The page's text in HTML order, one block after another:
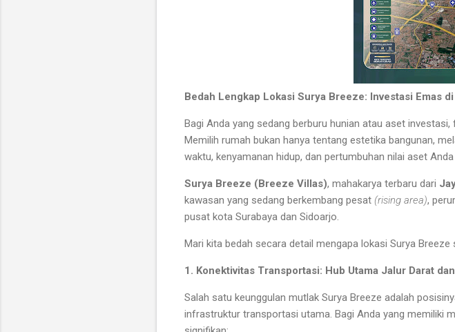
Bedah Lengkap Lokasi Surya Breeze: Investasi Emas
Bagi Anda yang sedang berburu hunian atau aset investasi,
Memilih rumah bukan hanya tentang estetika bangunan,
waktu, kenyamanan hidup, dan pertumbuhan nilai aset Anda
Surya Breeze (Breeze Villas), mahakarya terbaru dari
kawasan yang sedang berkembang pesat (rising area),
pusat kota Surabaya dan Sidoarjo.
Mari kita bedah secara detail mengapa lokasi Surya
1. Konektivitas Transportasi: Hub Utama Jalur Darat
Salah satu keunggulan mutlak Surya Breeze adalah
infrastruktur transportasi utama. Bagi Anda yang memiliki